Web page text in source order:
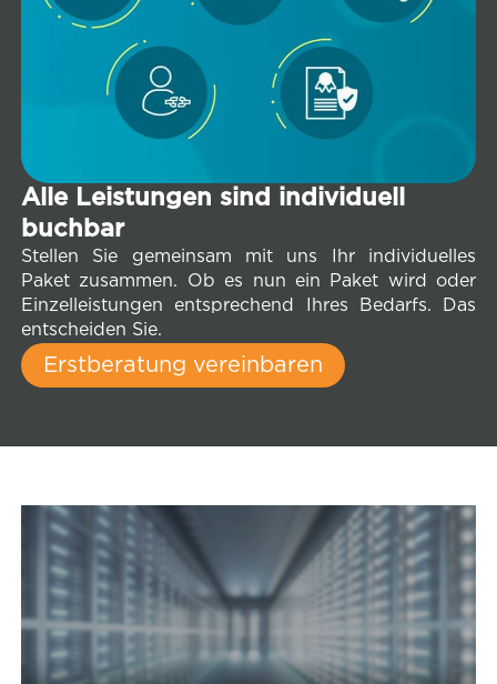
Alle Leistungen sind individuell
buchbar
Stel­len Sie ge­mein­sam mit uns Ihr in­di­vi­du­el­les
Paket zu­sam­men. Ob es nun ein Paket wird oder
Ein­zel­leis­tun­gen ent­spre­chend Ihres Be­darfs. Das
ent­schei­den Sie.
Erst­be­ra­tung vereinbaren